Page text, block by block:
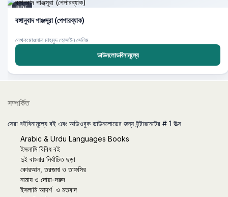
PDF
বঙ্গানুবাদ পাঞ্জসূরা (পেপারব্যাক)
লেখক:মাওলানা মাহমুদ হোসাইন সেলিম
ডাউনলোডবিনামূল্যে
সম্পর্কিত
সেরা বইবিনামূল্যে বই এবং অডিওবুক ডাউনলোডের জন্য ইন্টারনেটের # 1 উত্স
Arabic & Urdu Languages Books
ইসলামি বিবিধ বই
দুই বাংলার নির্বাচিত ছড়া
কোরআন, তরজমা ও তাফসির
নামায ও দোয়া-দরুদ
ইসলামি আদর্শ ও মতবাদ